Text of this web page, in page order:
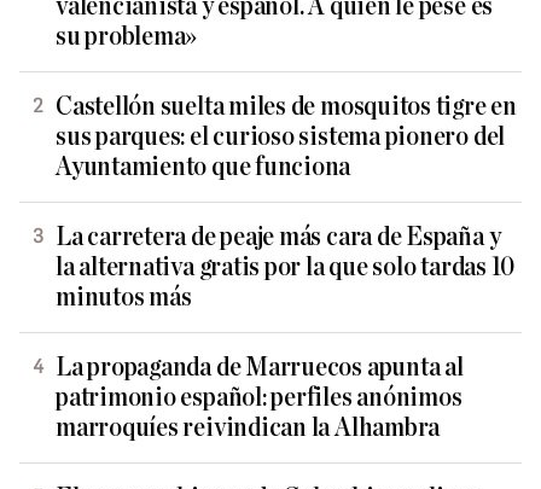
valencianista y español. A quien le pese es
su problema»
Castellón suelta miles de mosquitos tigre en
sus parques: el curioso sistema pionero del
Ayuntamiento que funciona
La carretera de peaje más cara de España y
la alternativa gratis por la que solo tardas 10
minutos más
La propaganda de Marruecos apunta al
patrimonio español: perfiles anónimos
marroquíes reivindican la Alhambra